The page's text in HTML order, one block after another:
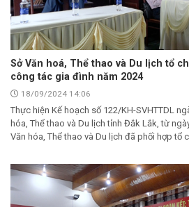
Sở Văn hoá, Thể thao và Du lịch tổ
công tác gia đình năm 2024
18/09/2024 14:06
Thực hiện Kế hoạch số 122/KH-SVHTTDL
hóa, Thể thao và Du lịch tỉnh Đắk Lắk, từ
Văn hóa, Thể thao và Du lịch đã phối hợp tổ